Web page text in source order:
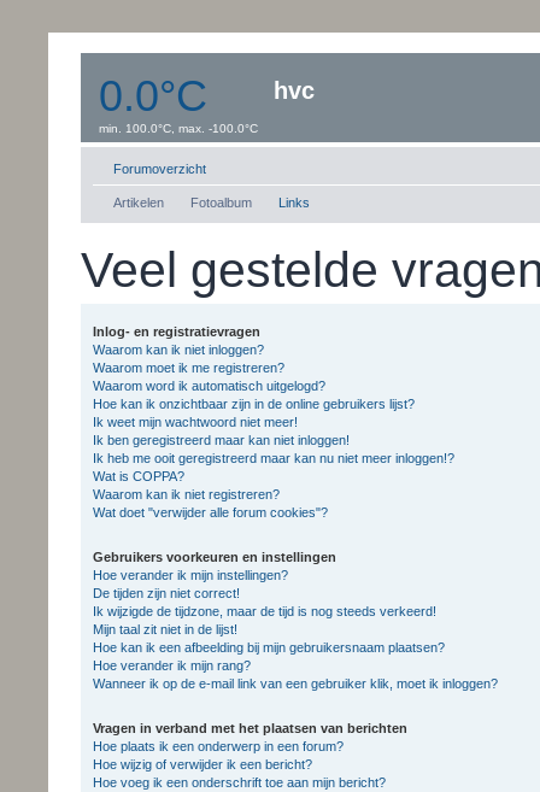
0.0°C
min. 100.0°C, max. -100.0°C
Windsnelheid:0 km/uur
hvc
Forumoverzicht
Artikelen Fotoalbum Links
Veel gestelde
Inlog- en registratievragen
Waarom kan ik niet inloggen?
Waarom moet ik me registreren?
Waarom word ik automatisch uitgelogd?
Hoe kan ik onzichtbaar zijn in de online gebruikers lijst?
Ik weet mijn wachtwoord niet meer!
Ik ben geregistreerd maar kan niet inloggen!
Ik heb me ooit geregistreerd maar kan nu niet meer inloggen!?
Wat is COPPA?
Waarom kan ik niet registreren?
Wat doet "verwijder alle forum cookies"?
Gebruikers voorkeuren en instellingen
Hoe verander ik mijn instellingen?
De tijden zijn niet correct!
Ik wijzigde de tijdzone, maar de tijd is nog steeds verkeerd!
Mijn taal zit niet in de lijst!
Hoe kan ik een afbeelding bij mijn gebruikersnaam plaatsen?
Hoe verander ik mijn rang?
Wanneer ik op de e-mail link van een gebruiker klik, moet ik inloggen?
Vragen in verband met het plaatsen van berichten
Hoe plaats ik een onderwerp in een forum?
Hoe wijzig of verwijder ik een bericht?
Hoe voeg ik een onderschrift toe aan mijn bericht?